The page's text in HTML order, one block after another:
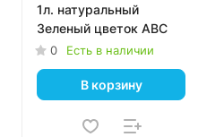
1л. натуральный
Зеленый цветок ABC
0 Есть в наличии
В корзину